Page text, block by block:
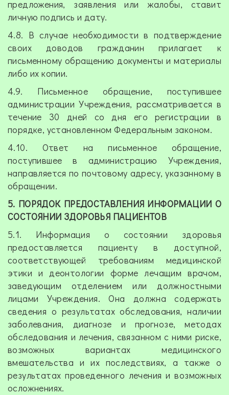
предложения, заявления или жалобы, ставит
личную подпись и дату.
4.8. В случае необходимости в подтверждение
своих доводов гражданин прилагает к
письменному обращению документы и материалы
либо их копии.
4.9. Письменное обращение, поступившее
администрации Учреждения, рассматривается в
течение 30 дней со дня его регистрации в
порядке, установленном Федеральным законом.
4.10. Ответ на письменное обращение,
поступившее в администрацию Учреждения,
направляется по почтовому адресу, указанному в
обращении.
5. ПОРЯДОК ПРЕДОСТАВЛЕНИЯ ИНФОРМАЦИИ О
СОСТОЯНИИ ЗДОРОВЬЯ ПАЦИЕНТОВ
5.1. Информация о состоянии здоровья
предоставляется пациенту в доступной,
соответствующей требованиям медицинской
этики и деонтологии форме лечащим врачом,
заведующим отделением или должностными
лицами Учреждения. Она должна содержать
сведения о результатах обследования, наличии
заболевания, диагнозе и прогнозе, методах
обследования и лечения, связанном с ними риске,
возможных вариантах медицинского
вмешательства и их последствиях, а также о
результатах проведенного лечения и возможных
осложнениях.